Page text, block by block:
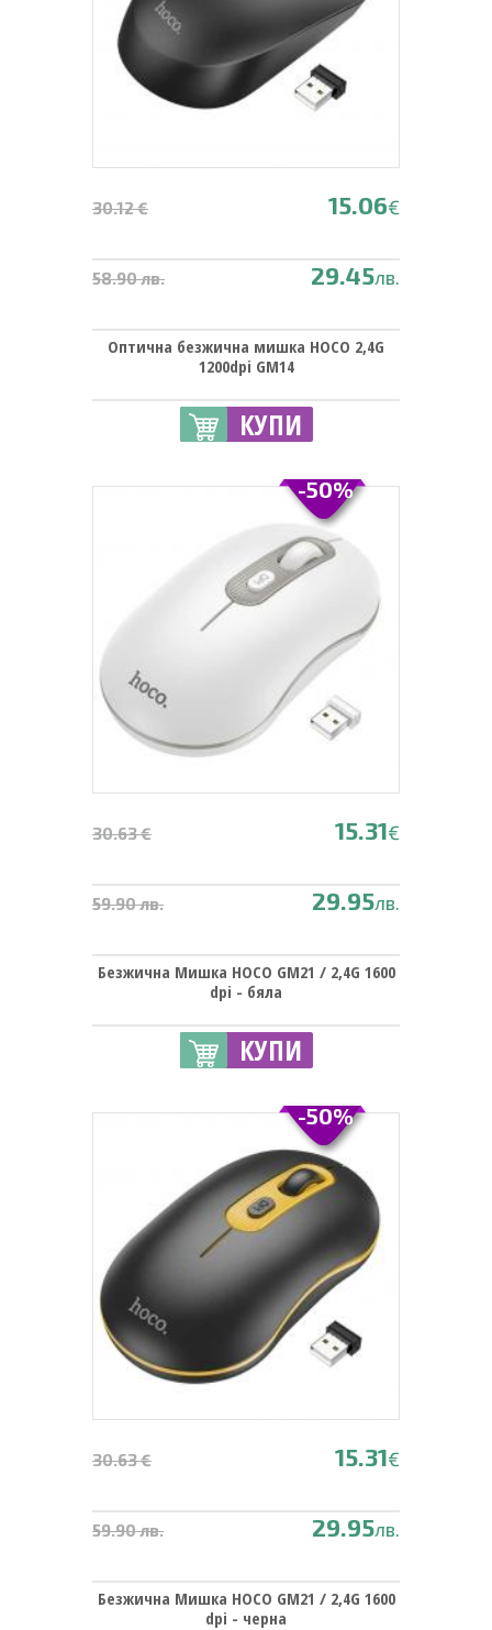
30.12 € 15.06€
58.90 лв. 29.45лв.
Оптична безжична мишка HOCO 2,4G
1200dpi GM14
КУПИ
30.63 € 15.31€
59.90 лв. 29.95лв.
Безжична Мишка HOCO GM21 / 2,4G 1600
dpi - бяла
КУПИ
-50%
30.63 € 15.31€
59.90 лв. 29.95лв.
Безжична Мишка HOCO GM21 / 2,4G 1600
dpi - черна
-50%